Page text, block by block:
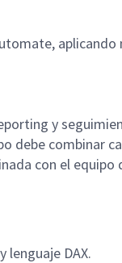
y
combinar
con el
DAX.